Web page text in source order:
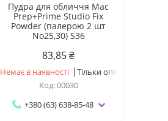
Пудра для обличчя Mac
Prep+Prime Studio Fix
Powder (палерою 2 шт
No25,30) S36
83,85 ₴
Немає в наявності
Тільки оптом
00030
+380 (63) 638-85-48